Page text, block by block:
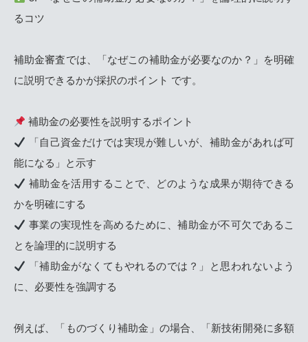
るコツ
補助金審査では、「なぜこの補助金が必要なのか？」を明確
に説明できるかが採択のポイント です。
補助金の必要性を説明するポイント
「自己資金だけでは実現が難しいが、補助金があれば可
能になる」と示す
補助金を活用することで、どのような成果が期待できる
かを明確にする
事業の実現性を高めるために、補助金が不可欠であるこ
とを論理的に説明する
「補助金がなくてもやれるのでは？」と思われないよう
に、必要性を強調する
例えば、「ものづくり補助金」の場合、「新技術開発に多額